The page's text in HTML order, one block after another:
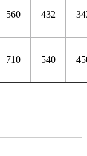
560 432
710 540